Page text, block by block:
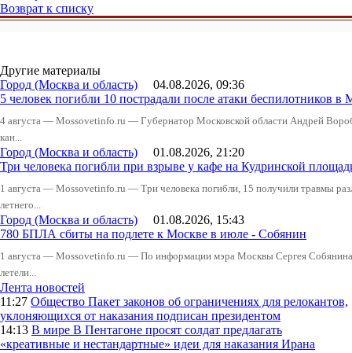
Возврат к списку
Другие материалы
Город (Москва и область) 04.08.2026, 09:36
5 человек погибли 10 пострадали после атаки беспилотников в
4 августа — Mossovetinfo.ru — Губернатор Московской области Андрей
кан...
Город (Москва и область) 01.08.2026, 21:20
Три человека погибли при взрыве у кафе на Кудринской
1 августа — Mossovetinfo.ru — Три человека погибли, 15 получили травмы
летнего...
Город (Москва и область) 01.08.2026, 15:43
780 БПЛА сбиты на подлете к Москве в июле - Собянин
1 августа — Mossovetinfo.ru — По информации мэра Москвы Сергея
летели...
Лента новостей
11:27 Общество Пакет законов об ограничениях для релокантов,
уклоняющихся от наказания подписан президентом
14:13 В мире В Пентагоне просят солдат предлагать
«креативные и нестандартные» идеи для наказания Ирана